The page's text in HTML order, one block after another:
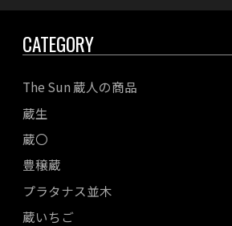
CATEGORY
The Sun 蔵人の商品
蔵生
蔵〇
豊穣蔵
プラタナス並木
蔵いちご